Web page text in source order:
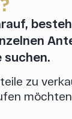
suchen.
zu